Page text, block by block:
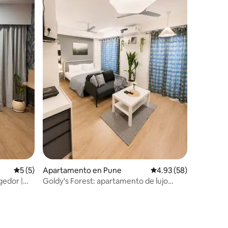
Calificación promedio: 5 de 5, 5 reseñas
5 (5)
|
Apartamento en Pune Calificación
4.93 (58)
Goldy's Forest: apartamento de lujo